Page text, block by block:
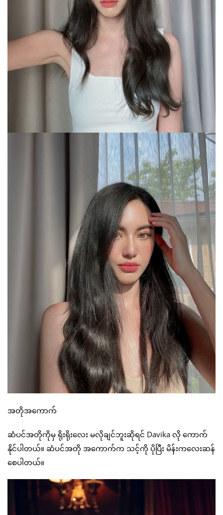
အတိုအကောက်
ဆံပင်အတိုကိုမှ ရိုးရိုးလေး မလိုချင်ဘူးဆိုရင် Davika လို ကောက်
နိုင်ပါတယ်။ ဆံပင်အတို အကောက်က သင့်ကို ပိုပြီး မိန်းကလေးဆန်
စေပါတယ်။